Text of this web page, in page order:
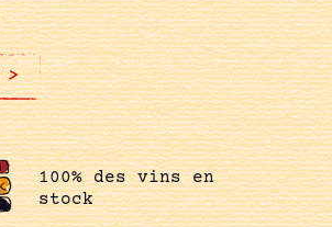
>
100% des vins en
stock